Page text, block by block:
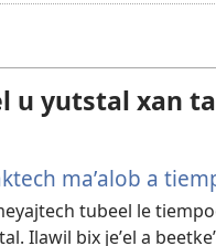
u yutstal xan
maʼalob a
tubeel le
Ilawil bix jeʼel a